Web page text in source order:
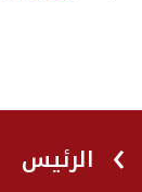
الرئيس